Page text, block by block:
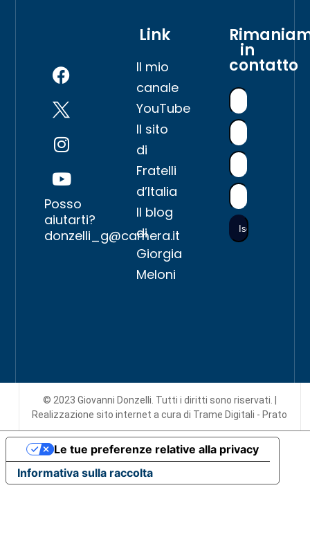
Posso
aiutarti?
donzelli_g@camera.it
Link
Il mio
canale
YouTube
Il sito
di
Fratelli
d’Italia
Il blog
di
Giorgia
Meloni
in
contatto
© 2023 Giovanni Donzelli. Tutti i diritti sono riservati. |
Realizzazione sito interneta cura di Trame Digitali - Prato
Informativa sulla raccolta
Le tue preferenze relative alla privacy